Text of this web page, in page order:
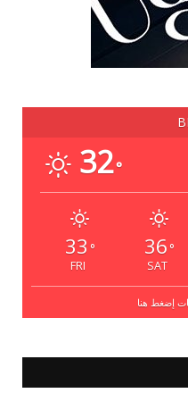
32°
33 °
FRI
36 °
SAT
إضغط هنا